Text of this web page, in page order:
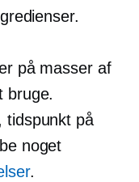
på masser af
bruge.
tidspunkt på
noget
.